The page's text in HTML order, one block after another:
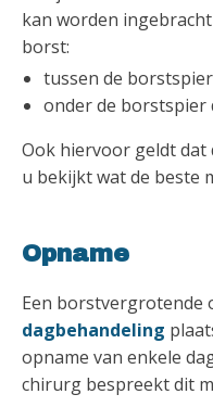
kan worden
borst:
tussen de
onder de borstspier
Ook hiervoor geldt dat
u bekijkt wat de beste
Opname
Een borstvergrotende
dagbehandeling
opname van enkele
chirurg bespreekt dit